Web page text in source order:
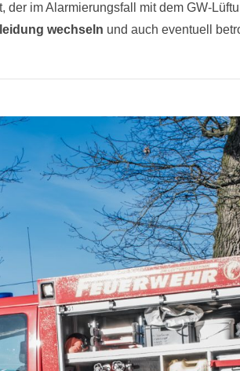
im Alarmierungsfall mit dem GW-
wechseln und auch eventuell